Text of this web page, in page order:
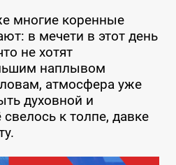
многие коренные
в мечети в этот день
не хотят
наплывом
атмосфера уже
духовной и
к толпе, давке